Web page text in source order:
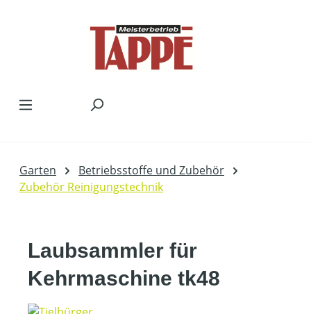
Garten
Betriebsstoffe und Zubehör
Zubehör Reinigungstechnik
Laubsammler für
Kehrmaschine tk48